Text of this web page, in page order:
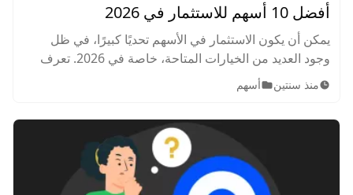
أفضل 10 أسهم للاستثمار في 2026
يمكن أن يكون الاستثمار في الأسهم تحديًا كبيرًا، في ظل
وجود العديد من الخيارات المتاحة، خاصة في 2026. تعرف
على قائمة أفضل 10 أسهم للاستثمار في 2026.
منذ سنتين أسهم